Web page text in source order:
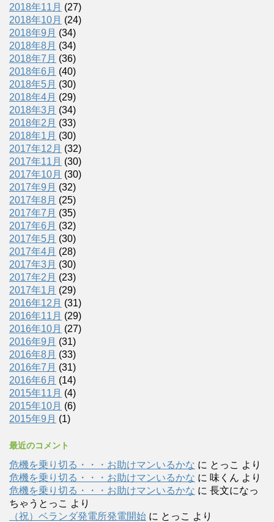
2018年11月 (27)
2018年10月 (24)
2018年9月 (34)
2018年8月 (34)
2018年7月 (36)
2018年6月 (40)
2018年5月 (30)
2018年4月 (29)
2018年3月 (34)
2018年2月 (33)
2018年1月 (30)
2017年12月 (32)
2017年11月 (30)
2017年10月 (30)
2017年9月 (32)
2017年8月 (25)
2017年7月 (35)
2017年6月 (32)
2017年5月 (30)
2017年4月 (28)
2017年3月 (30)
2017年2月 (23)
2017年1月 (29)
2016年12月 (31)
2016年11月 (29)
2016年10月 (27)
2016年9月 (31)
2016年8月 (33)
2016年7月 (31)
2016年6月 (14)
2015年11月 (4)
2015年10月 (6)
2015年9月 (1)
最近のコメント
危機を乗り切る・・・お助けマンいるかな に とっこ より
危機を乗り切る・・・お助けマンいるかな に 味くん より
危機を乗り切る・・・お助けマンいるかな に 長文になっ
ちゃうとっこ より
（祝）ベランダ発電所発電開始 に とっこ より